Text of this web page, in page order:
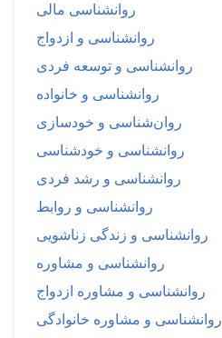
روانشناسی مالی
روانشناسی و ازدواج
روانشناسی و توسعه فردی
روانشناسی و خانواده
روان‌شناسی و خودسازی
روانشناسی و خودشناسی
روانشناسی و رشد فردی
روانشناسی و روابط
روانشناسی و زندگی زناشویی
روانشناسی و مشاوره
روانشناسی و مشاوره ازدواج
روانشناسی و مشاوره خانوادگی